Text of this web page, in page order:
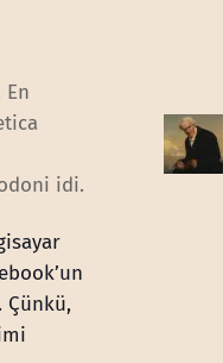
idi.
Çünkü,